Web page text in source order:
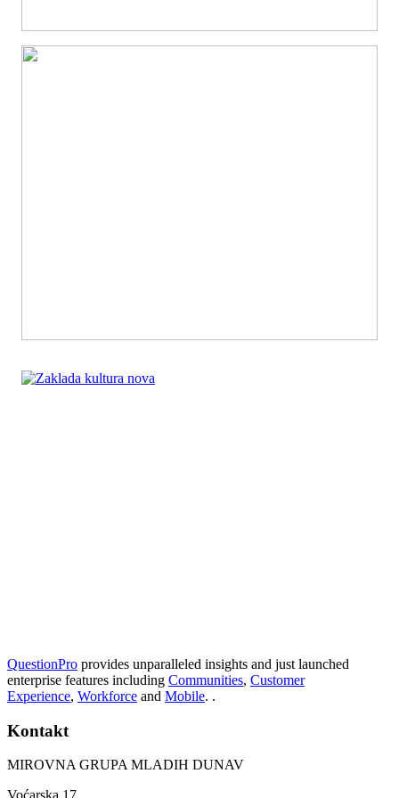
QuestionPro provides unparalleled insights and just launched
enterprise features including Communities, Customer
Experience, Workforce and Mobile. .
Kontakt
MIROVNA GRUPA MLADIH DUNAV